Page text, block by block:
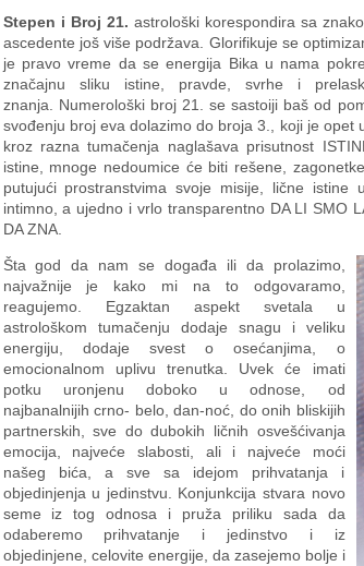
Stepen i Broj 21.astrološki korespondira sa
ascedente još više podržava. Glorifikuje se
je pravo vreme da se energija Bika u nama
značajnu sliku istine, pravde, svrhe i
znanja. Numerološki broj 21. se sastoiji baš od
svođenju broj eva dolazimo do broja 3., koji je
kroz razna tumačenja naglašava prisutnost
istine, mnoge nedoumice će biti rešene,
putujući prostranstvima svoje misije, lične
intimno, a ujedno i vrlo transparentno DA LI SMO
DA ZNA.
Šta god da nam se događa ili da prolazimo,
najvažnije je kako mi na to odgovaramo,
reagujemo. Egzaktan aspekt svetala u
astrološkom tumačenju dodaje snagu i veliku
energiju, dodaje svest o osećanjima, o
emocionalnom uplivu trenutka. Uvek će imati
potku uronjenu doboko u odnose, od
najbanalnijih crno- belo, dan-noć, do onih bliskijih
partnerskih, sve do dubokih ličnih osvešćivanja
emocija, najveće slabosti, ali i najveće moći
našeg bića, a sve sa idejom prihvatanja i
objedinjenja u jedinstvu. Konjunkcija stvara novo
seme iz tog odnosa i pruža priliku sada da
odaberemo prihvatanje i jedinstvo i iz
objedinjene, celovite energije, da zasejemo bolje i